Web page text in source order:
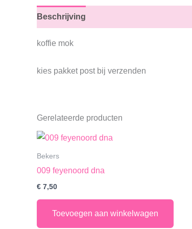
Beschrijving
koffie mok
kies pakket post bij verzenden
Gerelateerde producten
Bekers
009 feyenoord dna
€ 7,50
Toevoegen aan winkelwagen